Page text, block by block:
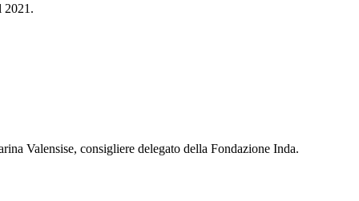
2021.
Valensise, consigliere delegato della Fondazione Inda.